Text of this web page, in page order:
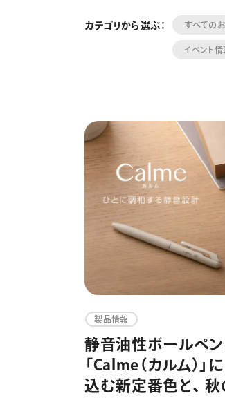
カテゴリから選ぶ： すべての
イベント情
製品情報
静音油性ボールペン
「Calme（カルム）」
込む新定番色と、